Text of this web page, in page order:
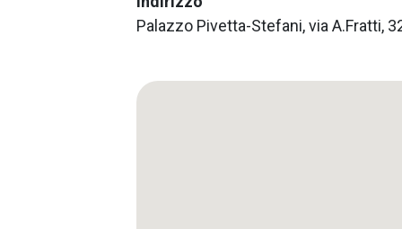
Palazzo Pivetta-Stefani, via A.Fratti,